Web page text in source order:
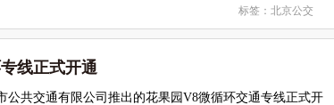
标签： 北京公交
线正式开通
公共交通有限公司推出的花果园V8微循环交通专线正式开